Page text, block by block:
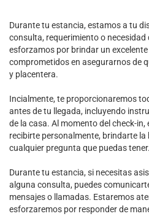
Durante tu estancia, estamos a tu
consulta, requerimiento o necesidad
esforzamos por brindar un
comprometidos en asegurarnos de
y placentera.
Incialmente, te proporcionaremos
antes de tu llegada, incluyendo
de la casa. Al momento del check-
recibirte personalmente, brindarte la
cualquier pregunta que puedas tener.
Durante tu estancia, si necesitas
alguna consulta, puedes
mensajes o llamadas. Estaremos
esforzaremos por responder de